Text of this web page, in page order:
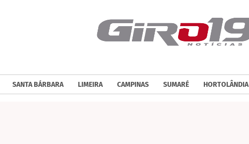
SANTA BÁRBARA LIMEIRA CAMPINAS SUMARÉ HORTOLÂNDIA